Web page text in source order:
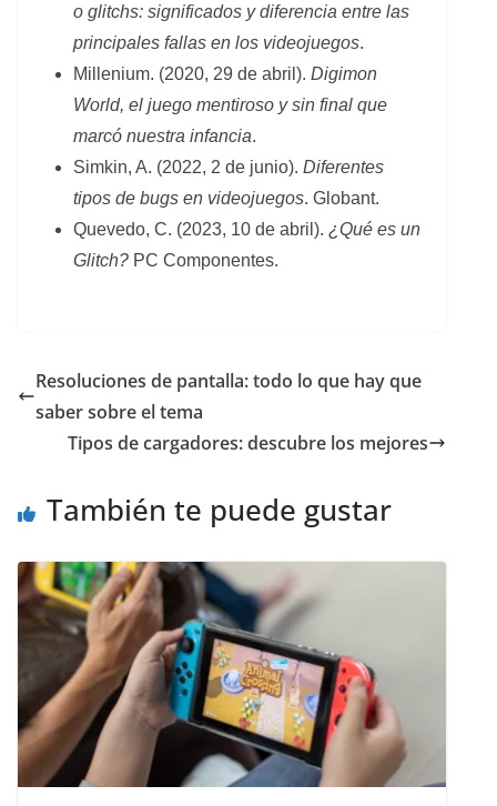
o glitchs: significados y diferencia entre las
principales fallas en los videojuegos.
Millenium. (2020, 29 de abril). Digimon
World, el juego mentiroso y sin final que
marcó nuestra infancia.
Simkin, A. (2022, 2 de junio). Diferentes
tipos de bugs en videojuegos. Globant.
Quevedo, C. (2023, 10 de abril). ¿Qué es un
Glitch? PC Componentes.
Resoluciones de pantalla: todo lo que hay que
saber sobre el tema
Tipos de cargadores: descubre los mejores
También te puede gustar